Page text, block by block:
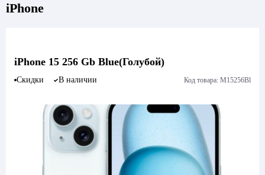
iPhone
iPhone 15 256 Gb Blue(Голубой)
Скидки В наличии Код товара: M15256Bl